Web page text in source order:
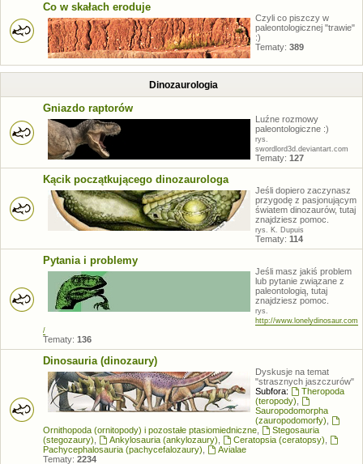
Co w skałach eroduje
Czyli co piszczy w
paleontologicznej "trawie"
:)
Tematy: 389
Dinozaurologia
Gniazdo raptorów
Luźne rozmowy
paleontologiczne :)
rys.
swordlord3d.deviantart.com
Tematy: 127
Kącik początkującego dinozaurologa
Jeśli dopiero zaczynasz
przygodę z pasjonującym
światem dinozaurów, tutaj
znajdziesz pomoc.
rys. K. Dupuis
Tematy: 114
Pytania i problemy
Jeśli masz jakiś problem
lub pytanie związane z
paleontologią, tutaj
znajdziesz pomoc.
rys.
http://www.lonelydinosaur.com
/
Tematy: 136
Dinosauria (dinozaury)
Dyskusje na temat
"strasznych jaszczurów"
Subfora:
Theropoda
(teropody)
Sauropodomorpha
(zauropodomorfy)
Ornithopoda (ornitopody) i pozostałe ptasiomiedniczne
Stegosauria
(stegozaury)
Ankylosauria (ankylozaury) Ceratopsia (ceratopsy)
Pachycephalosauria (pachycefalozaury)
Avialae
Tematy: 2234